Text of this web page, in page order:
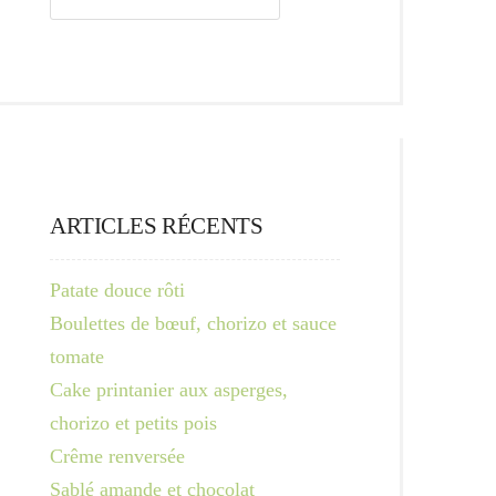
ARTICLES RÉCENTS
Patate douce rôti
Boulettes de bœuf, chorizo et sauce
tomate
Cake printanier aux asperges,
chorizo et petits pois
Crême renversée
Sablé amande et chocolat